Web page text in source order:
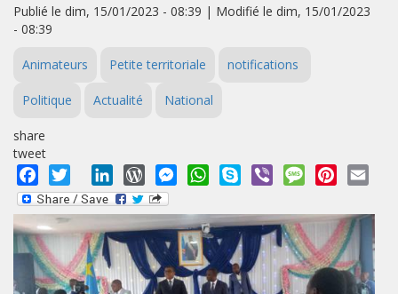
Publié le dim, 15/01/2023 - 08:39 | Modifié le dim, 15/01/2023
- 08:39
Animateurs Petite territoriale notifications
Politique Actualité National
share
tweet
Facebook
Twitter LinkedInWordPressMessengerWhatsApp
Skype Viber MessagePinterest